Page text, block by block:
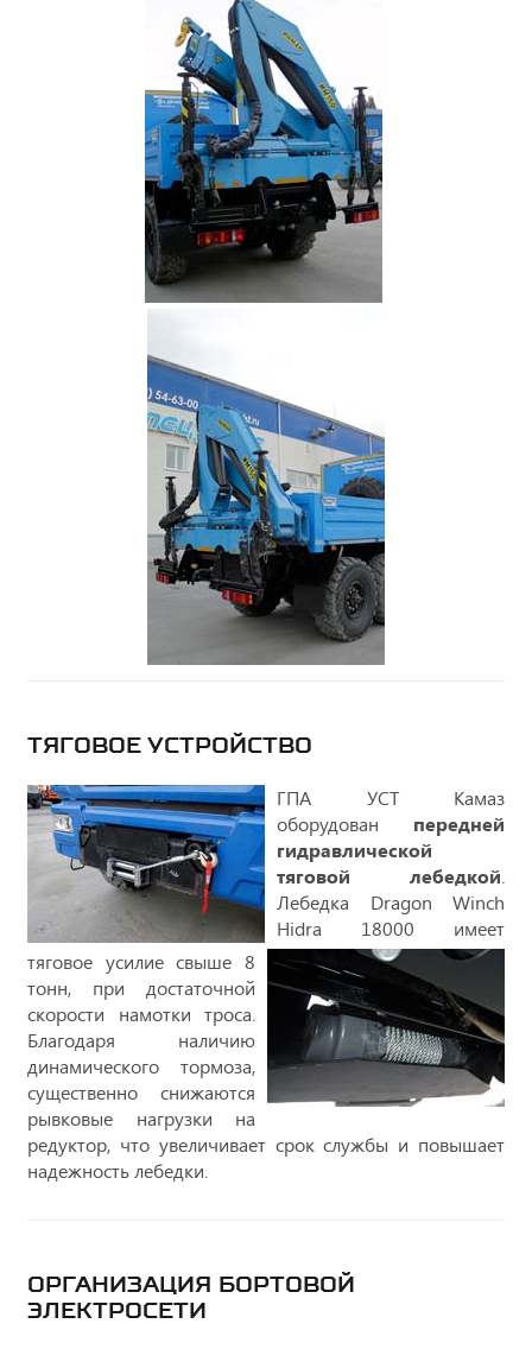
ТЯГОВОЕ УСТРОЙСТВО
ГПА УСТ Камаз
оборудован передней
гидравлической
тяговой лебедкой
Лебедка Dragon Winch
Hidra 18000 имеет
тяговое усилие свыше 8
тонн, при достаточной
скорости намотки троса.
Благодаря наличию
динамического тормоза,
существенно снижаются
рывковые нагрузки на
редуктор, что увеличивает срок службы и повышает
надежность лебедки.
ОРГАНИЗАЦИЯ БОРТОВОЙ
ЭЛЕКТРОСЕТИ